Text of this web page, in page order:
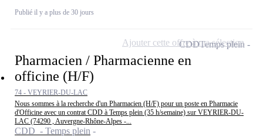
Publié il y a plus de 30 jours
Pharmacien / Pharmacienne en
officine (H/F)
74 - VEYRIER-DU-LAC
Nous sommes à la recherche d'un Pharmacien (H/F) pour un poste en Pharmacie
d'Officine avec un contrat CDD à Temps plein (35 h/semaine) sur VEYRIER-DU-
LAC (74290 , Auvergne-Rhône-Alpes -...
CDD - Temps plein
CDDTemps plein
Ajouter cette offre à ma sélection